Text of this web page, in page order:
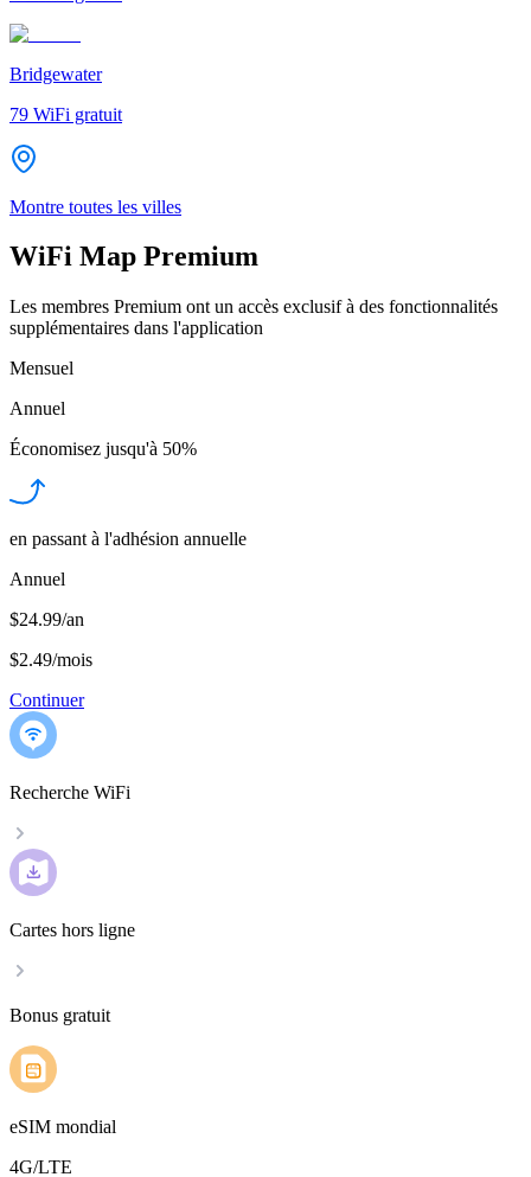
Bridgewater
79 WiFi gratuit
Montre toutes les villes
WiFi Map Premium
Les membres Premium ont un accès exclusif à des fonctionnalités
supplémentaires dans l'application
Mensuel
Annuel
Économisez jusqu'à 50%
en passant à l'adhésion annuelle
Annuel
$24.99/an
$2.49/mois
Continuer
Recherche WiFi
Cartes hors ligne
Bonus gratuit
eSIM mondial
4G/LTE